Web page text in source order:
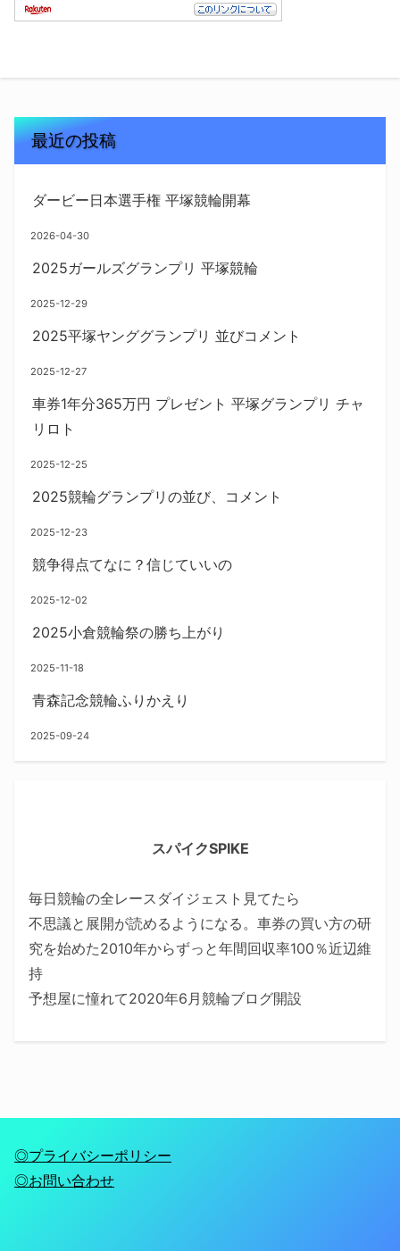
最近の投稿
ダービー日本選手権 平塚競輪開幕
2026-04-30
2025ガールズグランプリ 平塚競輪
2025-12-29
2025平塚ヤンググランプリ 並びコメント
2025-12-27
車券1年分365万円 プレゼント 平塚グランプリ チャ
リロト
2025-12-25
2025競輪グランプリの並び、コメント
2025-12-23
競争得点てなに？信じていいの
2025-12-02
2025小倉競輪祭の勝ち上がり
2025-11-18
青森記念競輪ふりかえり
2025-09-24
スパイクSPIKE
毎日競輪の全レースダイジェスト見てたら
不思議と展開が読めるようになる。車券の買い方の研
究を始めた2010年からずっと年間回収率100％近辺維
持
予想屋に憧れて2020年6月競輪ブログ開設
◎プライバシーポリシー
◎お問い合わせ